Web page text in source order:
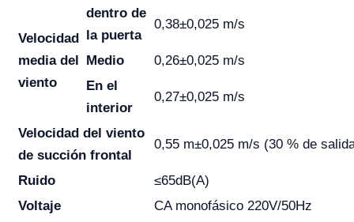
Velocidad
media del
viento
dentro de
la puerta
0,38±0,025 m/s
Medio
0,26±0,025 m/s
En el
interior
0,27±0,025 m/s
Velocidad del viento
de succión frontal
0,55 m±0,025 m/s (30 % de
Ruido
≤65dB(A)
Voltaje
CA monofásico 220V/50Hz